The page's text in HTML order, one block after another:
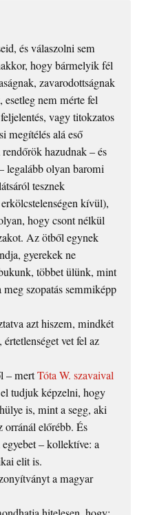
és válaszolni sem
hogy bármelyik fél
zavarodottságnak
esetleg nem mérte fel
vagy titokzatos
megítélés alá eső
hazudnak – és
legalább olyan baromi
tesznek
kívül),
hogy csont nélkül
Az ötből egynek
gyerekek ne
többet ülünk, mint
szopatás semmiképp
azt hiszem, mindkét
vet fel az
– mertTóta W. szavaival
tudjuk képzelni, hogy
is, mint a segg, aki
orránál előrébb. És
– kollektíve: a
elit is.
a magyar